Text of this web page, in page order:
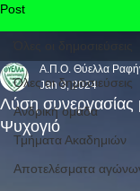
Post
Όλες οι δημοσιεύσεις
Ανδρική ομάδα
Τμήματα Ακαδημιών
Αποτελέσματα
Λύση συνεργασίας
Ψυχογιό
Α.Π.Ο. Θύελλα
Jan 3, 2024